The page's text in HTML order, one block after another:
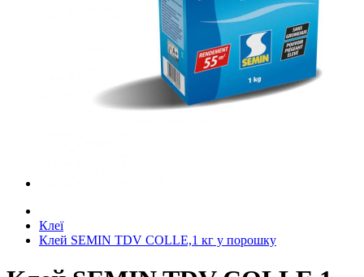
Клеї
Клей SEMIN TDV COLLE,1 кг у порошку